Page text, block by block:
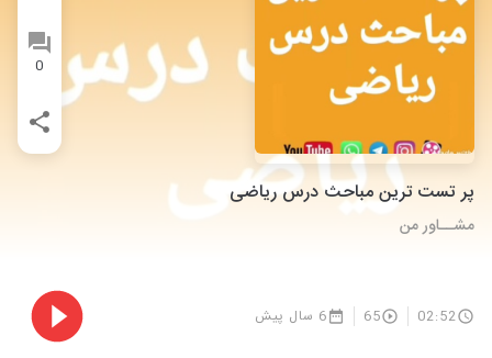
0
پر تست ترین مباحث درس ریاضی
مشــاور من
02:52
65 6 سال پیش